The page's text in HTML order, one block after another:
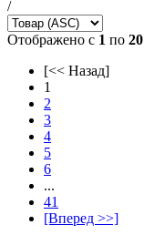
/
Отображено с 1 по 20
[<< Назад]
1
2
3
4
5
6
...
41
[Вперед >>]